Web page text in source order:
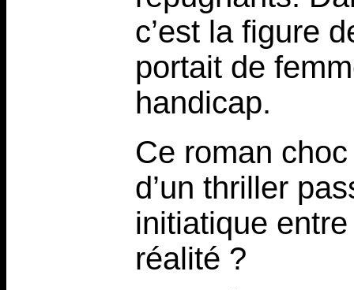
c’est la figure
portait de
handicap.
Ce roman
d’un thriller
initiatique
réalité ?